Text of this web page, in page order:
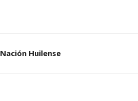
Nación Huilense